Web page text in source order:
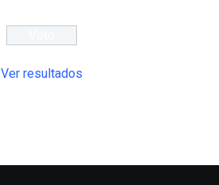
Ver resultados